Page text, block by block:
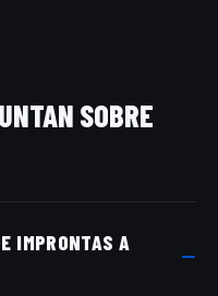
SOBRE
IMPRONTAS A